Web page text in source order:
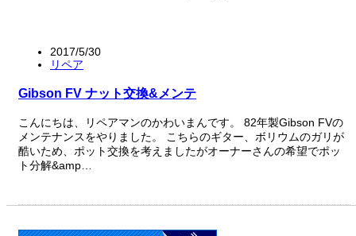
2017/5/30
リペア
Gibson FV ナット交換&メンテ
こんにちは、リペアマンのかわいまんです。 82年製Gibson FVの
メンテナンスをやりました。 こちらのギター、ボリウムのガリが
酷いため、ポット交換を考えましたがオーナーさんの希望でポッ
ト分解&amp…